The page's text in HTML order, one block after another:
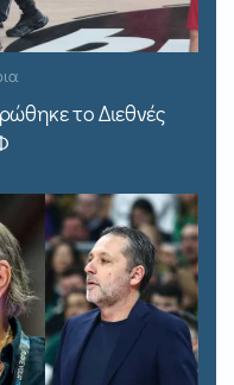
το Διεθνές